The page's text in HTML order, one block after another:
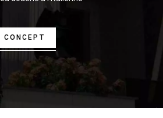
CONCEPT